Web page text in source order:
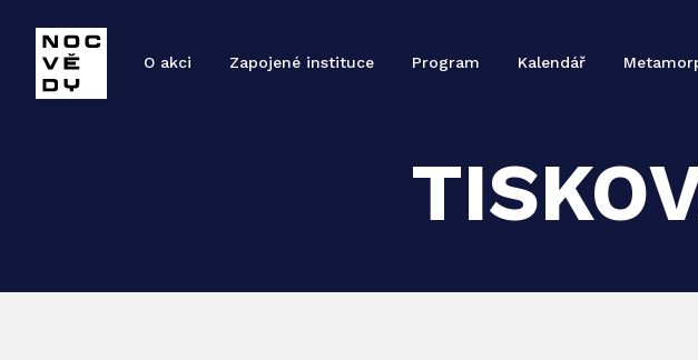
O akci Zapojené instituce Program Kalendář